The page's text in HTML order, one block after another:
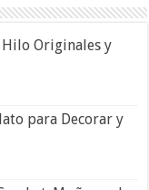
Hilo Originales y
para Decorar y